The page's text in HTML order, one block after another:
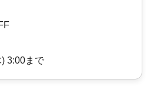
3:00まで